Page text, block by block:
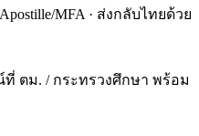
MFA · ส่งกลับไทยด้วย
ที่ ตม. / กระทรวงศึกษา พร้อม